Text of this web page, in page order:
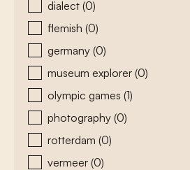
dialect (0)
flemish (0)
germany (0)
museum explorer (0)
olympic games (1)
photography (0)
rotterdam (0)
vermeer (0)